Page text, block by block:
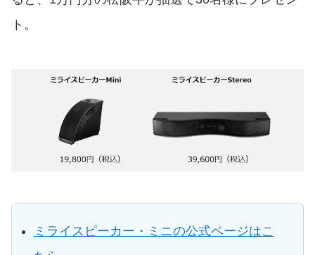
ト。
ミライスピーカー・ミニの公式ページはこ